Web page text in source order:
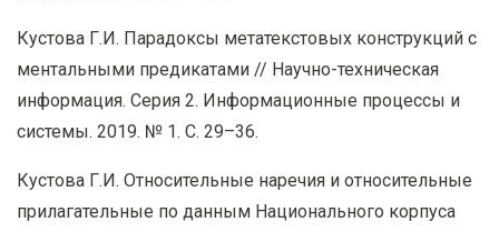
Кустова Г.И. Парадоксы метатекстовых конструкций с
ментальными предикатами // Научно-техническая
информация. Серия 2. Информационные процессы и
системы. 2019. № 1. С. 29–36.
Кустова Г.И. Относительные наречия и относительные
прилагательные по данным Национального корпуса